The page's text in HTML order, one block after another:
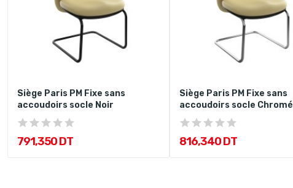
Siège Paris PM Fixe sans
accoudoirs socle Noir
791,350 DT
Siège Paris PM Fixe sans
accoudoirs socle Chromé
816,340 DT